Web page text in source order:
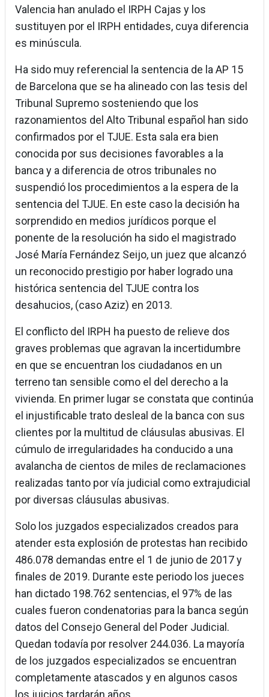
Valencia han anulado el IRPH Cajas y los
sustituyen por el IRPH entidades, cuya diferencia
es minúscula.
Ha sido muy referencial la sentencia de la AP 15
de Barcelona que se ha alineado con las tesis del
Tribunal Supremo sosteniendo que los
razonamientos del Alto Tribunal español han sido
confirmados por el TJUE. Esta sala era bien
conocida por sus decisiones favorables a la
banca y a diferencia de otros tribunales no
suspendió los procedimientos a la espera de la
sentencia del TJUE. En este caso la decisión ha
sorprendido en medios jurídicos porque el
ponente de la resolución ha sido el magistrado
José María Fernández Seijo, un juez que alcanzó
un reconocido prestigio por haber logrado una
histórica sentencia del TJUE contra los
desahucios, (caso Aziz) en 2013.
El conflicto del IRPH ha puesto de relieve dos
graves problemas que agravan la incertidumbre
en que se encuentran los ciudadanos en un
terreno tan sensible como el del derecho a la
vivienda. En primer lugar se constata que continúa
el injustificable trato desleal de la banca con sus
clientes por la multitud de cláusulas abusivas. El
cúmulo de irregularidades ha conducido a una
avalancha de cientos de miles de reclamaciones
realizadas tanto por vía judicial como extrajudicial
por diversas cláusulas abusivas.
Solo los juzgados especializados creados para
atender esta explosión de protestas han recibido
486.078 demandas entre el 1 de junio de 2017 y
finales de 2019. Durante este periodo los jueces
han dictado 198.762 sentencias, el 97% de las
cuales fueron condenatorias para la banca según
datos del Consejo General del Poder Judicial.
Quedan todavía por resolver 244.036. La mayoría
de los juzgados especializados se encuentran
completamente atascados y en algunos casos
los juicios tardarán años.